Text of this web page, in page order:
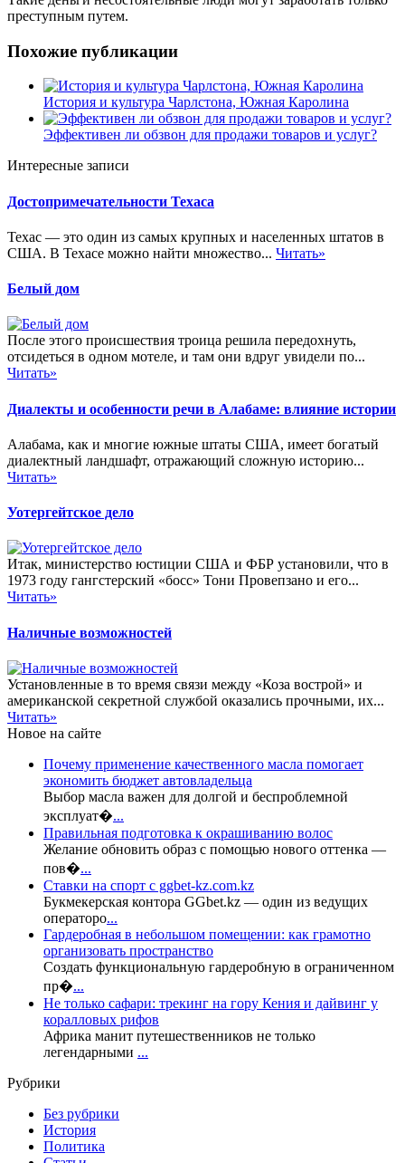
преступным путем.
Похожие публикации
История и культура Чарлстона, Южная Каролина
Эффективен ли обзвон для продажи товаров и услуг?
Интересные записи
Достопримечательности Техаса
Техас — это один из самых крупных и населенных штатов в
США. В Техасе можно найти множество... Читать»
Белый дом
После этого происшествия троица решила передохнуть,
отсидеться в одном мотеле, и там они вдруг увидели по...
Читать»
Диалекты и особенности речи в Алабаме: влияние истории
Алабама, как и многие южные штаты США, имеет богатый
диалектный ландшафт, отражающий сложную историю...
Читать»
Уотергейтское дело
Итак, министерство юстиции США и ФБР установили, что в
1973 году гангстерский «босс» Тони Провепзано и его...
Читать»
Наличные возможностей
Установленные в то время связи между «Коза вострой» и
американской секретной службой оказались прочными, их...
Читать»
Новое на сайте
Почему применение качественного масла помогает
экономить бюджет автовладельца
Выбор масла важен для долгой и беспроблемной
эксплуат�...
Правильная подготовка к окрашиванию волос
Желание обновить образ с помощью нового оттенка —
пов�...
Ставки на спорт с ggbet-kz.com.kz
Букмекерская контора GGbet.kz — один из ведущих
операторо...
Гардеробная в небольшом помещении: как грамотно
организовать пространство
Создать функциональную гардеробную в ограниченном
пр�...
Не только сафари: трекинг на гору Кения и дайвинг у
коралловых рифов
Африка манит путешественников не только
легендарными ...
Рубрики
Без рубрики
История
Политика